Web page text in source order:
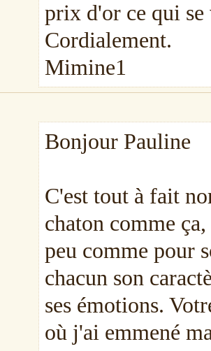
prix d'or ce qui se
Cordialement.
Mimine1
Bonjour Pauline
C'est tout à fait
chaton comme
peu comme pour
chacun son
ses émotions.
où j'ai emmené